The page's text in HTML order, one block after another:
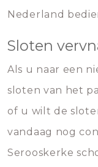
Nederland
Sloten
Als u naar een
sloten van het
of u wilt de
vandaag nog
Serooskerke